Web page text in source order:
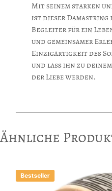
Mit seinem starken
ist dieser Damastring
Begleiter für ein
und gemeinsamer
Einzigartigkeit des
und lass ihn zu
der Liebe werden.
Ähnliche
Bestseller